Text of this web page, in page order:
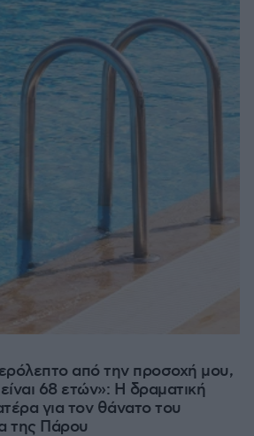
από την προσοχή μου,
68 ετών»: Η δραματική
για τον θάνατο του
της Πάρου